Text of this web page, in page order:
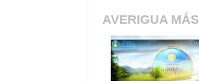
AVERIGUA MÁS